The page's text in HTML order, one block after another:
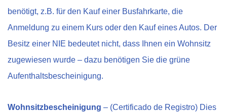
benötigt, z.B. für den Kauf einer Busfahrkarte, die
Anmeldung zu einem Kurs oder den Kauf eines Autos. Der
Besitz einer NIE bedeutet nicht, dass Ihnen ein Wohnsitz
zugewiesen wurde – dazu benötigen Sie die grüne
Aufenthaltsbescheinigung.
Wohnsitzbescheinigung – (Certificado de Registro) Dies